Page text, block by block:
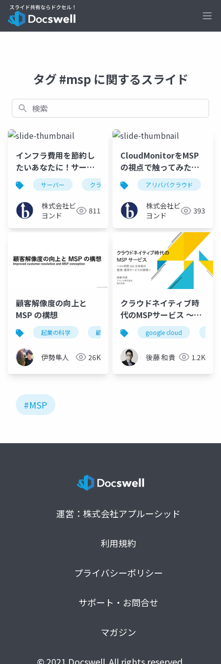
タグ #msp に関するスライド
検索
インフラ費用を節約し
たいあなたに！サーバ
ー事業者がお送りする
節約術5選
サーバー クラウド msp cdn
株式会社ビ
ヨンド
811
CloudMonitorをMSP
の視点で触ってみたお
話
アリババクラウド
株式会社ビ
ヨンド
393
顧客解像度の向上と
MSP の構想
起業の科学 顧客 顧客解像度 mvp
伊勢隼人 26K
クラウドネイティブ時
代のMSPサービス 〜24
時間 365 日体制の 監
視・運用サービスの実
情〜
google cloud
後藤 和貴 1.2K
#MSP
運営：株式会社アプルーシッド
利用規約
プライバシーポリシー
サポート・お問合せ
マガジン
© 2021 Docswell. All rights reserved.